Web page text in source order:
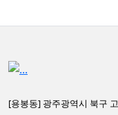
[용봉동] 광주광역시 북구